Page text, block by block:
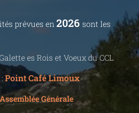
prévues en 2026 sont les
es Rois et Voeux du CCL
Point Café Limoux
Assemblée Générale